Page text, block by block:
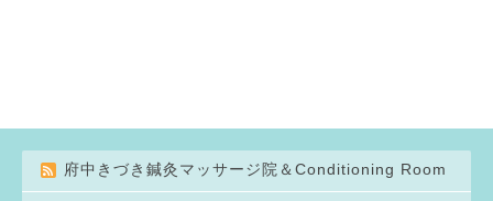
府中きづき鍼灸マッサージ院＆Conditioning Room